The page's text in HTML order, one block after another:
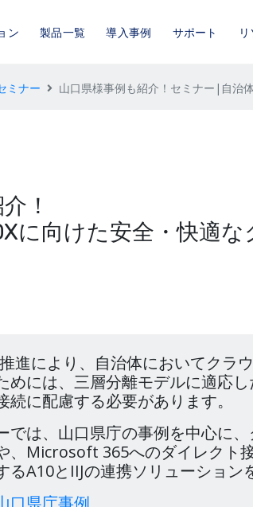
ン 製品一覧 導入事例 サポート
ミナー 山口県様事例も紹介！セミナー|自治
！
に向けた安全・快適
進により、自治体においてクラ
めには、三層分離モデルに適応
続に配慮する必要があります。
では、山口県庁の事例を中心に
、Microsoft 365へのダイレクト
るA10とIIJの連携ソリューション
口県庁事例